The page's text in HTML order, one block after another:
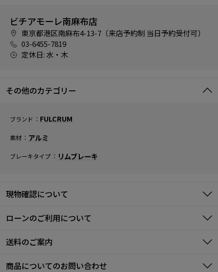
ビチアモーレ南麻布店
東京都港区南麻布4-13-7（来店予約制 当日予約受付可）
03-6455-7819
定休日: 水・木
その他のカテゴリー
ブランド FULCRUM
素材 アルミ
ブレーキタイプ リムブレーキ
現物確認について
ローンのご利用について
送料のご案内
商品についてのお問い合わせ